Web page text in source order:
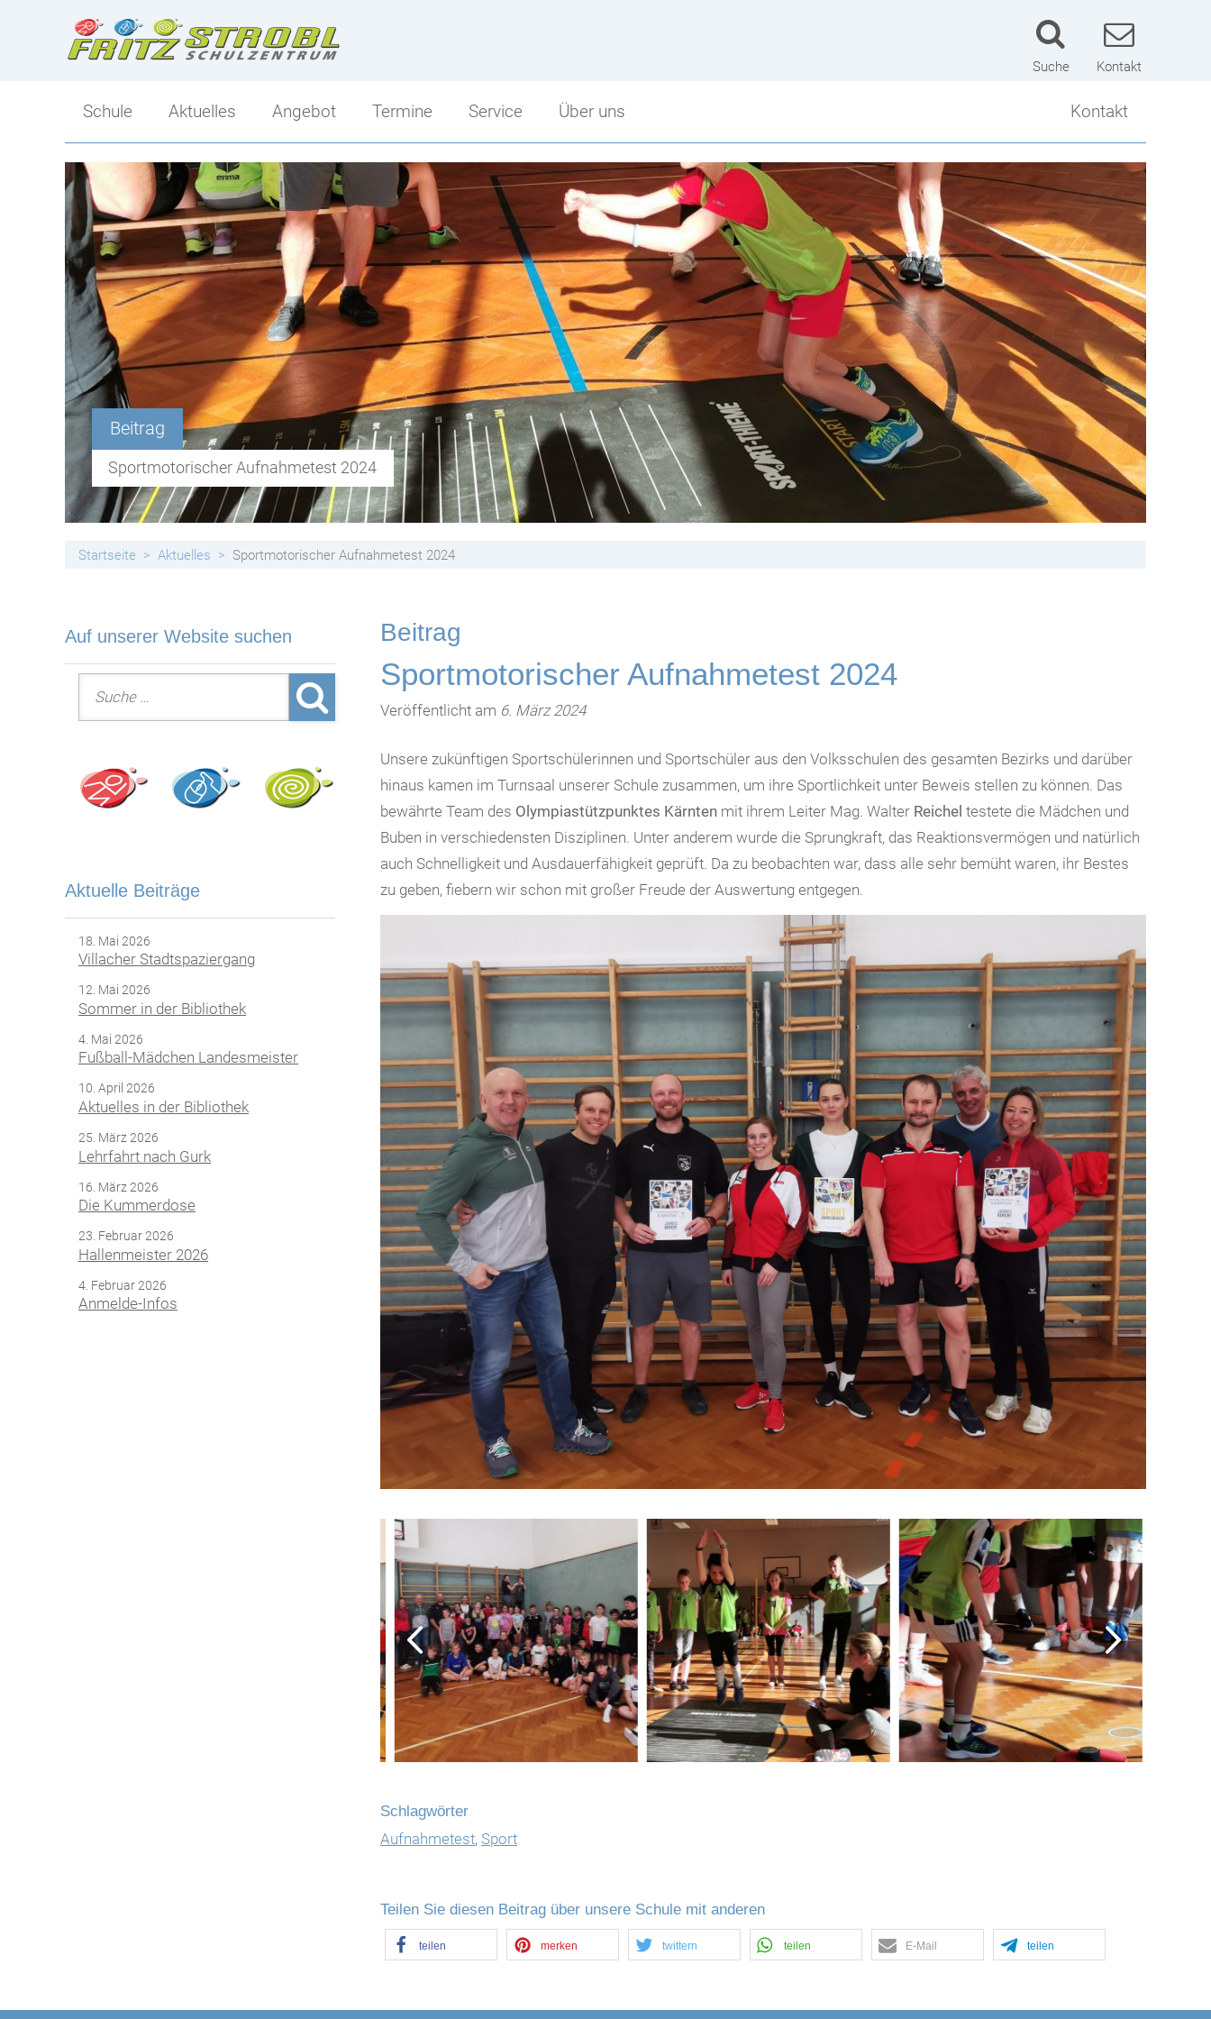
Suche Kontakt
Schule
Direktion
Kollegium
Klassen
Tagesbetreuung
Berufs- und Bildungsorientierung
Schulsozialarbeit
Elternverein
Handyfreie Klassen
Aktuelles Angebot
Angebot
Ski-Mittelschule
Sportlicher Schwerpunkt
Mittelschule-Übersicht
Termine Service
Service
Sprechstunden
Schularbeitentermine
Stundenpläne
Bibliothek
Jugendcoaching
Facebook Fanpage
Über uns
Über uns
Schulbeginn
Stundenzeiten
Fritz Strobl
Angebot im Überblick
Unsere Sponsoren
Kontakt
Kontakt
Lageplan
Schulwart
Impressum
Datenschutzerklärung
Beitrag
Sportmotorischer Aufnahmetest 2024
Startseite Aktuelles Sportmotorischer Aufnahmetest 2024
Beitrag
Sportmotorischer Aufnahmetest 2024
Veröffentlicht am 6. März 2024
Unsere zukünftigen Sportschülerinnen und Sportschüler aus den Volksschulen des gesamten Bezirks und darüber
hinaus kamen im Turnsaal unserer Schule zusammen, um ihre Sportlichkeit unter Beweis stellen zu können. Das
bewährte Team des Olympiastützpunktes Kärnten mit ihrem Leiter Mag. Walter Reichel testete die Mädchen und
Buben in verschiedensten Disziplinen. Unter anderem wurde die Sprungkraft, das Reaktionsvermögen und natürlich
auch Schnelligkeit und Ausdauerfähigkeit geprüft. Da zu beobachten war, dass alle sehr bemüht waren, ihr Bestes
zu geben, fiebern wir schon mit großer Freude der Auswertung entgegen.
Schlagwörter
Aufnahmetest, Sport
Teilen Sie diesen Beitrag über unsere Schule mit anderen
teilen merken twittern teilen E-Mail teilen
Auf unserer Website suchen
Suche nach:
Aktuelle Beiträge
18. Mai 2026
Villacher Stadtspaziergang
12. Mai 2026
Sommer in der Bibliothek
4. Mai 2026
Fußball-Mädchen Landesmeister
10. April 2026
Aktuelles in der Bibliothek
25. März 2026
Lehrfahrt nach Gurk
16. März 2026
Die Kummerdose
23. Februar 2026
Hallenmeister 2026
4. Februar 2026
Anmelde-Infos